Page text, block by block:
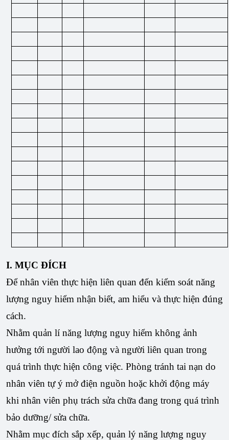
I. MỤC ĐÍCH
Để nhân viên thực hiện liên quan đến kiểm soát năng
lượng nguy hiểm nhận biết, am hiểu và thực hiện đúng
cách.
Nhằm quản lí năng lượng nguy hiểm không ảnh
hưởng tới người lao động và người liên quan trong
quá trình thực hiện công việc. Phòng tránh tai nạn do
nhân viên tự ý mở điện nguồn hoặc khởi động máy
khi nhân viên phụ trách sửa chữa đang trong quá trình
bảo dưỡng/ sửa chữa.
Nhằm mục đích sắp xếp, quản lý năng lượng nguy